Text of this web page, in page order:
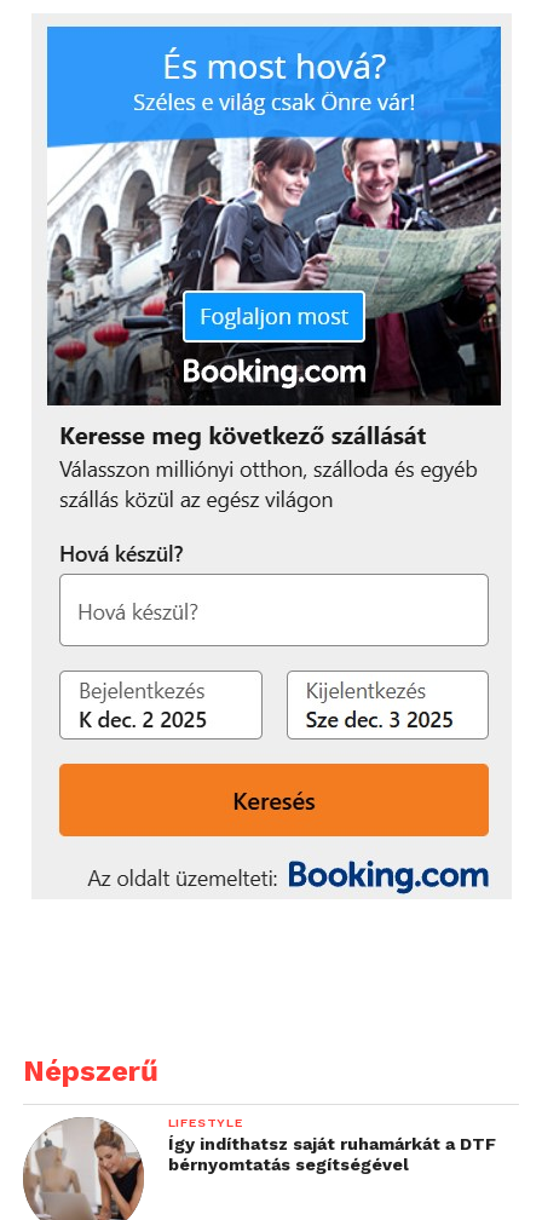
Népszerű
LIFESTYLE
Így indíthatsz saját ruhamárkát a DTF
bérnyomtatás segítségével